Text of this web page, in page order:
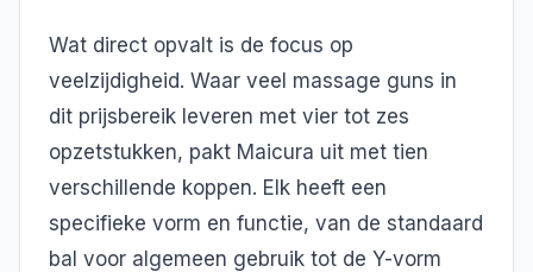
Wat direct opvalt is de focus op
veelzijdigheid. Waar veel massage guns in
dit prijsbereik leveren met vier tot zes
opzetstukken, pakt Maicura uit met tien
verschillende koppen. Elk heeft een
specifieke vorm en functie, van de standaard
bal voor algemeen gebruik tot de Y-vorm